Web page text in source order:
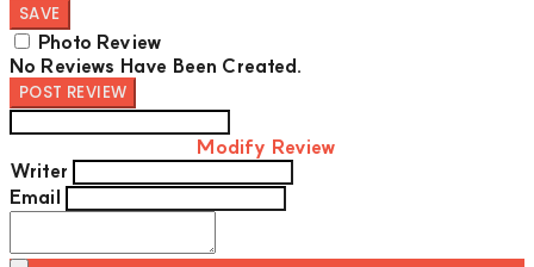
SAVE
Photo Review
No Reviews Have Been Created.
POST REVIEW
Modify Review
Writer
Email